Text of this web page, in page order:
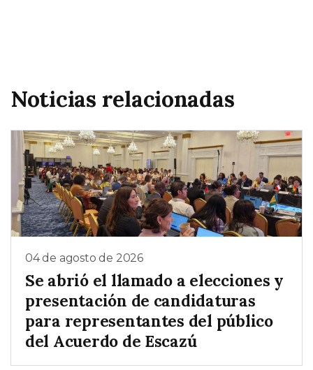
Noticias relacionadas
04 de agosto de 2026
Se abrió el llamado a elecciones y
presentación de candidaturas
para representantes del público
del Acuerdo de Escazú